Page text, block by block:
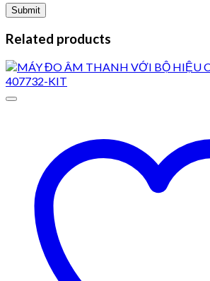
Related products